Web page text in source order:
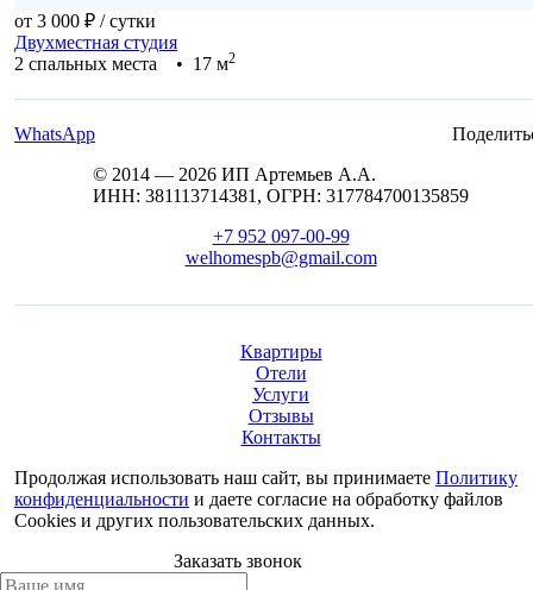
от 3 000 ₽ / сутки
Двухместная студия
2 спальных места • 17 м2
WhatsApp
© 2014 — 2026 ИП Артемьев А.А.
ИНН: 381113714381, ОГРН: 317784700135859
+7 952 097-00-99
welhomespb@gmail.com
Квартиры
Отели
Услуги
Отзывы
Контакты
Продолжая использовать наш сайт, вы принимаете Политику
конфиденциальности и даете согласие на обработку файлов
Cookies и других пользовательских данных.
Заказать звонок